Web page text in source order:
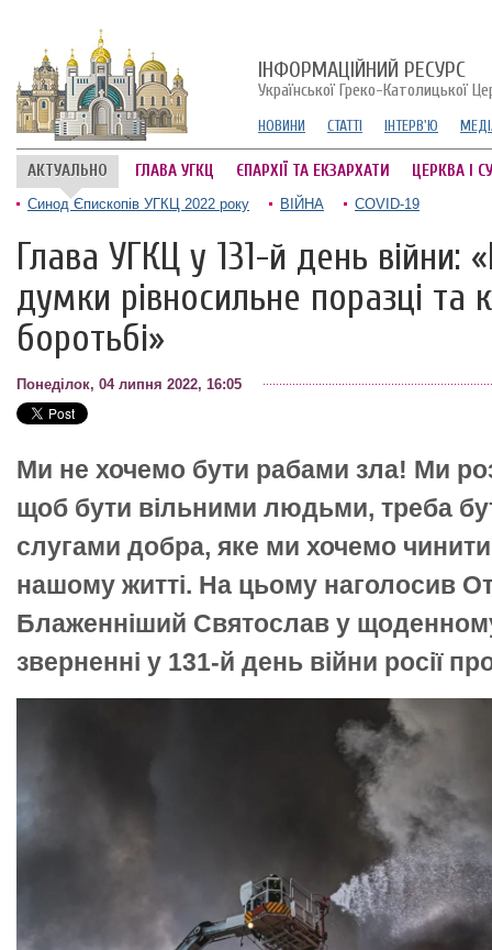
ІНФОРМАЦІЙНИЙ РЕСУРС
Української Греко-Католицької
НОВИНИ СТАТТІ ІНТЕРВ'Ю
АКТУАЛЬНО ГЛАВА УГКЦ ЄПАРХІЇ ТА ЕКЗАРХАТИ ЦЕРКВА І
Синод Єпископів УГКЦ 2022 року ВІЙНА COVID-19
Глава УГКЦ у 131-й день війни:
думки рівносильне поразці та
боротьбі»
Понеділок, 04 липня 2022, 16:05
Ми не хочемо бути рабами зла! Ми
щоб бути вільними людьми, треба
слугами добра, яке ми хочемо
нашому житті. На цьому наголосив
Блаженніший Святослав у
зверненні у 131-й день війни росії